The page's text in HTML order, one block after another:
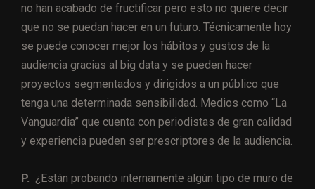
no han acabado de fructificar pero esto no quiere decir
que no se puedan hacer en un futuro. Técnicamente hoy
se puede conocer mejor los hábitos y gustos de la
audiencia gracias al big data y se pueden hacer
proyectos segmentados y dirigidos a un público que
tenga una determinada sensibilidad. Medios como “La
Vanguardia” que cuenta con periodistas de gran calidad
y experiencia pueden ser prescriptores de la audiencia.
P. ¿Están probando internamente algún tipo de muro de